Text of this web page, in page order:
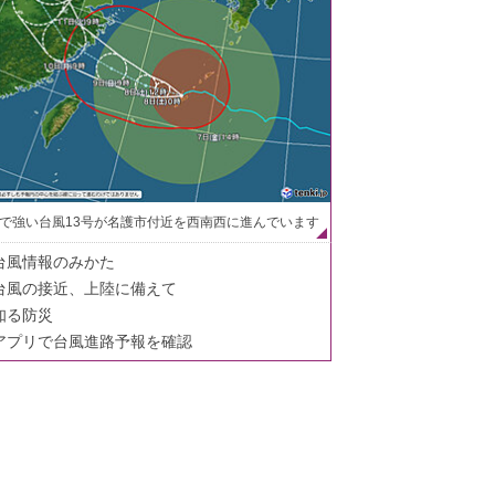
強い台風13号が名護市付近を西南西に進んでいます
風情報のみかた
風の接近、上陸に備えて
る防災
プリで台風進路予報を確認